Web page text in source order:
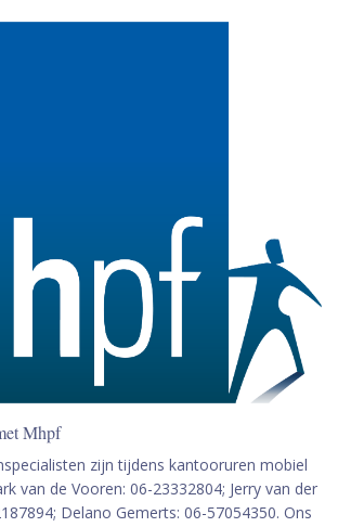
Mhpf
zijn tijdens kantooruren mobiel
van de Vooren: 06-23332804; Jerry van der
Delano Gemerts: 06-57054350. Ons